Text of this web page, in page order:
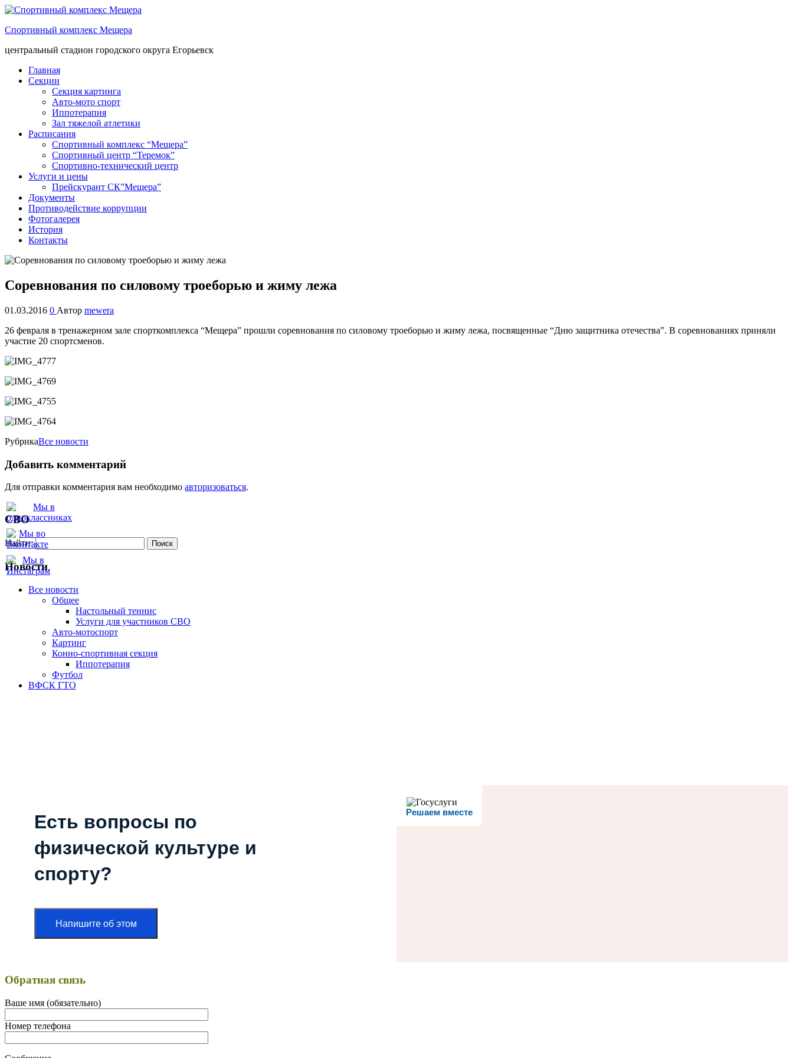
Спортивный комплекс Мещера
центральный стадион городского округа Егорьевск
Главная
Секции
Секция картинга
Авто-мото спорт
Иппотерапия
Зал тяжелой атлетики
Расписания
Спортивный комплекс “Мещера”
Спортивный центр “Теремок”
Спортивно-технический центр
Услуги и цены
Прейскурант СК”Мещера”
Документы
Противодействие коррупции
Фотогалерея
История
Контакты
Соревнования по силовому троеборью и жиму лежа
01.03.2016 0 Автор mewera
26 февраля в тренажерном зале спорткомплекса “Мещера” прошли соревнования по силовому троеборью и жиму лежа, посвященные “Дню защитника отечества”. В соревнованиях приняли
участие 20 спортсменов.
РубрикаВсе новости
Добавить комментарий
Для отправки комментария вам необходимо авторизоваться.
СВО
Найти:
Новости
Все новости
Oбщее
Настольный теннис
Услуги для участников СВО
Авто-мотоспорт
Картинг
Конно-спортивная секция
Иппотерапия
Футбол
ВФСК ГТО
Решаем вместе
Есть вопросы по
физической культуре и
спорту?
Напишите об этом
Обратная связь
Ваше имя (обязательно)
Номер телефона